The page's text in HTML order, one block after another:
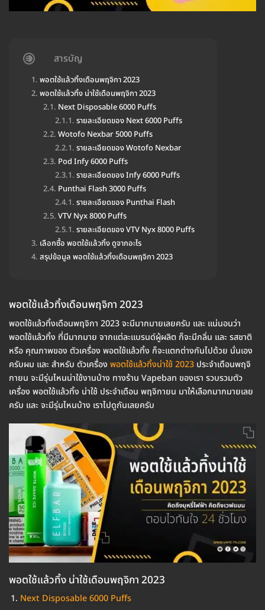
สารบัญ
พอตใช้แล้วทิ้งเดือนพฤจิกา 2023
พอตใช้แล้วทิ้ง น่าใช้เดือนพฤจิกา 2023
Next Disposable 6000 Puffs
รายละเอียดของ Next 6000 Puffs
Wotofo Nexbar 5000 Puffs
รายละเอียดของ Wotofo Nexbar
Pod Infy 6000 Puffs
รายละเอียดของ Infy 6000 Puffs
Punthai Flash 3000 Puffs
รายละเอียดของ Punthai Flash
VTV Nyx 8000 Puffs
รายละเอียดของ VTV Nyx 8000 Puffs
เลือกซื้อ พอตใช้แล้วทิ้ง ดูจากอะไร
สรุปข้อมูล พอตใช้แล้วทิ้งเดือนพฤจิกา 2023
พอตใช้แล้วทิ้งเดือนพฤจิกา 2023
พอตใช้แล้วทิ้งเดือนพฤจิกา 2023 จะมีมากมายเลยครับ และ แน่นอนว่า
พอตใช้แล้วทิ้ง ที่มีมากมาย จากแต่ละแบรนด์ผู้ผลิต ก็จะมีกลิ่น และ รสชาติ
หรือ คุณภาพของ ตัวเครื่อง พอตใช้แล้วทิ้ง ก็จะแตกต่างกันไปด้วย นั่นเอง
ครับผม และ สำหรับ ตัวเครื่อง พอตใช้แล้วทิ้งน่าใช้ 2023 ประจำเดือนพฤจิ
กายน จะมีรุ่นไหนน่าใช้งานบ้าง ทางร้าน Vapeban ของเรา รวบรวมตัว
เครื่อง พอตใช้แล้วทิ้ง น่าใช้ ประจำเดือน พฤจิกายน มาให้เลือกมากมายเลย
ครับ และ จะมีรุ่นไหนบ้าง เราไปดูกันเลยครับ
พอตใช้แล้วทิ้ง น่าใช้เดือนพฤจิกา 2023
Next Disposable 6000 Puffs